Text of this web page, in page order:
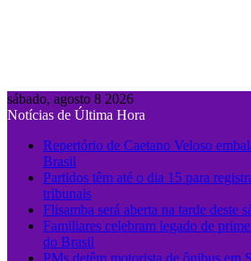
sábado, agosto 8 2026
Notícias de Última Hora
Repertório de Caetano Veloso
Brasil
Partidos têm até o dia 15 para
tribunais
Flisamba será aberta na tarde deste
Familiares celebram legado de
do Brasil
PMs detêm motorista de ônibus em